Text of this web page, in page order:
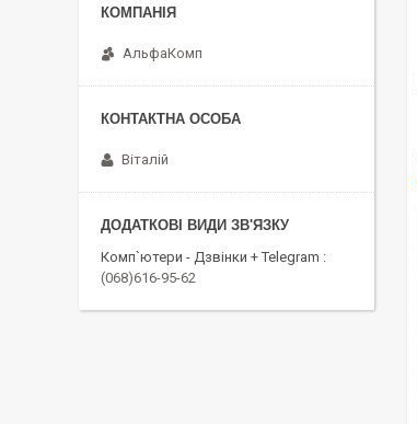
АльфаКомп
Віталій
Комп`ютери - Дзвінки + Telegram
(068)616-95-62